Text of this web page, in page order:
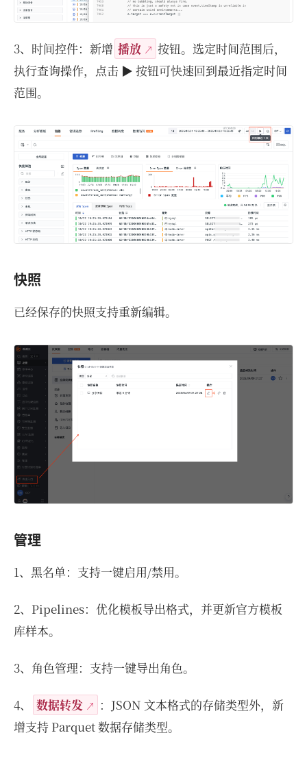
3、时间控件：新增 播放
按钮。选定时间范围后，
执行查询操作，点击 ▶️ 按钮可快速回到最近指定时间
范围。
快照
已经保存的快照支持重新编辑。
管理
1、黑名单：支持一键启用/禁用。
2、Pipelines：优化模板导出格式，并更新官方模板
库样本。
3、角色管理：支持一键导出角色。
4、 数据转发
：JSON 文本格式的存储类型外，新
增支持 Parquet 数据存储类型。